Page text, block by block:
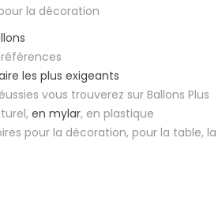
la décoration
les plus exigeants
vous trouverez sur Ballons Plus
en mylar, en plastique
pour la décoration, pour la table, la